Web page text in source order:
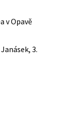
v Opavě
3.